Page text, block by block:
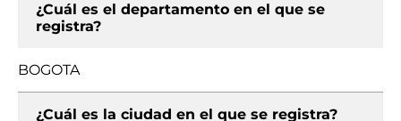
¿Cuál es el departamento en el que se
registra?
BOGOTA
¿Cuál es la ciudad en el que se registra?